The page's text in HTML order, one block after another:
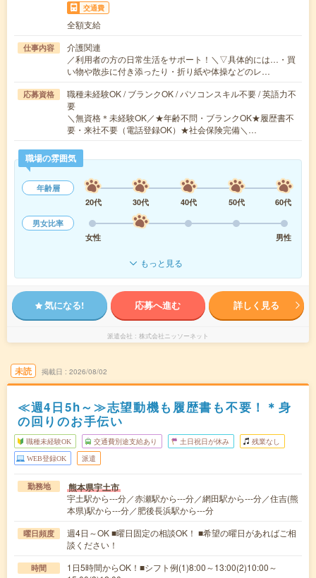
交通費
全額支給
仕事内容
介護関連
／利用者の方の日常生活をサポート！＼▽具体的には…・買
い物や散歩に付き添ったり・折り紙や体操などのレ…
応募資格
職種未経験OK / ブランクOK / パソコンスキル不要 / 英語力不
要
＼無資格＊未経験OK／★年齢不問・ブランクOK★履歴書不
要・来社不要（電話登録OK）★社会保険完備＼…
職場の雰囲気
年齢層
20代
30代 40代 50代
60代
男女比率
女性
男性
もっと見る
気になる! 応募へ進む 詳しく見る
派遣会社 株式会社ニッソーネット
未読 掲載日 2026/08/02
≪週4日5h～≫志望動機も履歴書も不要！＊身
の回りのお手伝い
職種未経験OK 交通費別途支給あり 土日祝日が休み 残業なし
WEB登録OK 派遣
勤務地 熊本県宇土市
宇土駅から---分／赤瀬駅から---分／網田駅から---分／住吉(熊
本県)駅から---分／肥後長浜駅から---分
曜日頻度
週4日～OK ■曜日固定の相談OK！ ■希望の曜日があればご相
談ください！
時間
1日5時間からOK！■シフト例(1)8:00～13:00(2)10:00～